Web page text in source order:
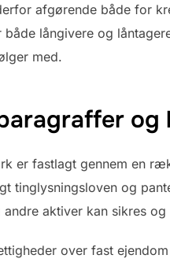
afgørende både for
långivere og
med.
og
er fastlagt gennem en
tinglysningsloven og
aktiver kan sikres
over fast